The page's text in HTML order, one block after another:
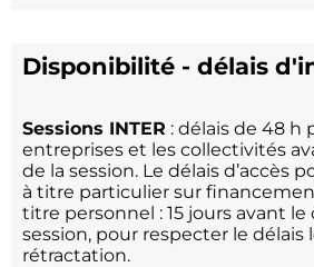
Disponibilité - délais
Sessions INTER : délais de 48 h
entreprises et les collectivités
de la session. Le délais d’accès
à titre particulier sur
titre personnel : 15 jours avant le
session, pour respecter le délais
rétractation.